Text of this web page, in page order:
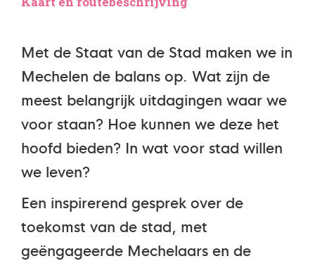
Met de Staat van de Stad maken we in
Mechelen de balans op. Wat zijn de
meest belangrijk uitdagingen waar we
voor staan? Hoe kunnen we deze het
hoofd bieden? In wat voor stad willen
we leven?
Een inspirerend gesprek over de
toekomst van de stad, met
geëngageerde Mechelaars en de